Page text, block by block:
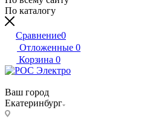
По каталогу
Сравнение0
Отложенные 0
Корзина 0
Ваш город
Екатеринбург